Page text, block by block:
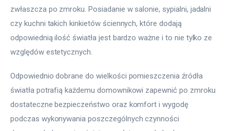
zwłaszcza po zmroku. Posiadanie w salonie, sypialni, jadalni
czy kuchni takich kinkietów ściennych, które dodają
odpowiednią ilość światła jest bardzo ważne i to nie tylko ze
względów estetycznych.
Odpowiednio dobrane do wielkości pomieszczenia źródła
światła potrafią każdemu domownikowi zapewnić po zmroku
dostateczne bezpieczeństwo oraz komfort i wygodę
podczas wykonywania poszczególnych czynności